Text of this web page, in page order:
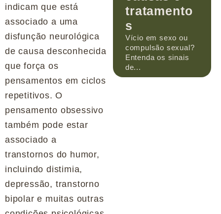
indicam que está
associado a uma
disfunção neurológica
de causa desconhecida
que força os
pensamentos em ciclos
repetitivos. O
pensamento obsessivo
também pode estar
associado a
transtornos do humor,
incluindo distimia,
depressão, transtorno
bipolar e muitas outras
tratamento
s
Vício em sexo ou
compulsão sexual?
Entenda os sinais
de...